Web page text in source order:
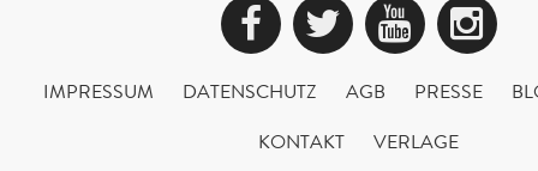
Facebook
Twitter
IMPRESSUM DATENSCHUTZ AGB PRESSE
KONTAKT
VERLAGE